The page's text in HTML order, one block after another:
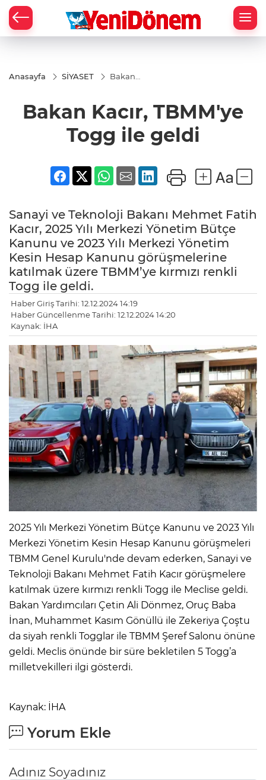
Anasayfa SİYASET
Bakan
geldi
Bakan Kacır, TBMM'ye
Togg ile geldi
Sanayi ve Teknoloji Bakanı Mehmet Fatih
Kacır, 2025 Yılı Merkezi Yönetim Bütçe
Kanunu ve 2023 Yılı Merkezi Yönetim
Kesin Hesap Kanunu görüşmelerine
katılmak üzere TBMM’ye kırmızı renkli
Togg ile geldi.
Haber Giriş Tarihi: 12.12.2024 14:19
Haber Güncellenme Tarihi: 12.12.2024 14:20
Kaynak: İHA
2025 Yılı Merkezi Yönetim Bütçe Kanunu ve 2023 Yılı
Merkezi Yönetim Kesin Hesap Kanunu görüşmeleri
TBMM Genel Kurulu'nde devam ederken, Sanayi ve
Teknoloji Bakanı Mehmet Fatih Kacır görüşmelere
katılmak üzere kırmızı renkli Togg ile Meclise geldi.
Bakan Yardımcıları Çetin Ali Dönmez, Oruç Baba
İnan, Muhammet Kasım Gönüllü ile Zekeriya Çoştu
da siyah renkli Togglar ile TBMM Şeref Salonu önüne
geldi. Meclis önünde bir süre bekletilen 5 Togg’a
milletvekilleri ilgi gösterdi.
Kaynak: İHA
Yorum Ekle
Adınız Soyadınız